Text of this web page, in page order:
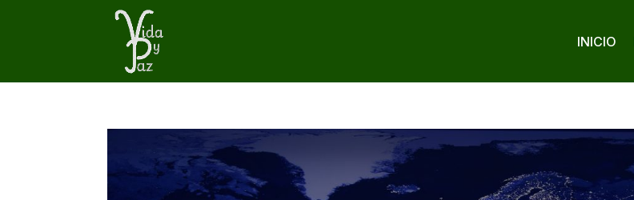
INICIO